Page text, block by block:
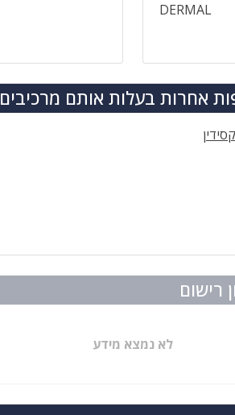
DERMAL
אחרות בעלות אותם מרכיבים
רישום
לא נמצא מידע